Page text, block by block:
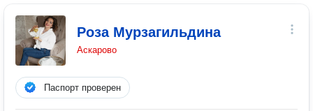
Роза Мурзагильдина
Аскарово
Паспорт проверен